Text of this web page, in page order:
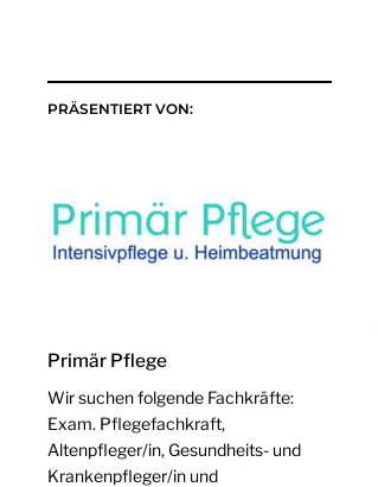
PRÄSENTIERT VON:
Primär Pflege
Wir suchen folgende Fachkräfte:
Exam. Pflegefachkraft,
Altenpfleger/in, Gesundheits- und
Krankenpfleger/in und